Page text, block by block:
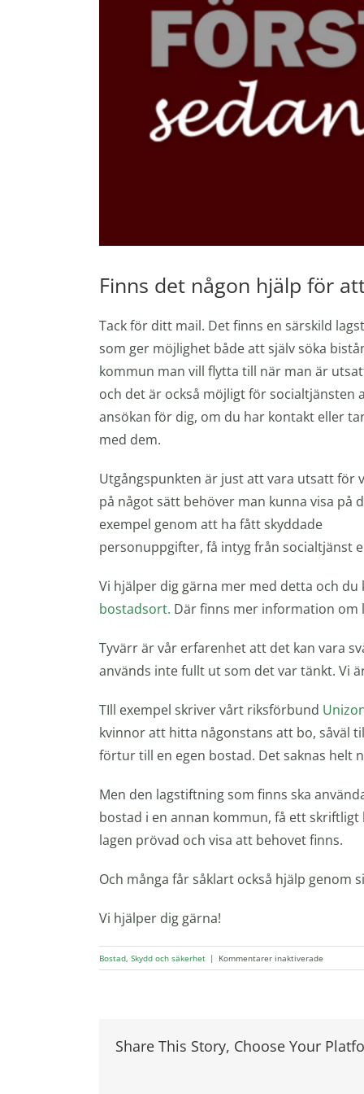
Finns det någon hjälp för
Tack för ditt mail. Det finns en särskild
som ger möjlighet både att själv söka
kommun man vill flytta till när man är
och det är också möjligt för socialtjänsten
ansökan för dig, om du har kontakt eller
med dem.
Utgångspunkten är just att vara utsatt för
på något sätt behöver man kunna visa på
exempel genom att ha fått skyddade
personuppgifter, få intyg från socialtjänst
Vi hjälper dig gärna mer med detta och
bostadsort. Där finns mer information om
Tyvärr är vår erfarenhet att det kan vara
används inte fullt ut som det var tänkt. Vi
TIll exempel skriver vårt riksförbund
kvinnor att hitta någonstans att bo, såväl
förtur till en egen bostad. Det saknas helt
Men den lagstiftning som finns ska
bostad i en annan kommun, få ett
lagen prövad och visa att behovet finns.
Och många får såklart också hjälp genom
Vi hjälper dig gärna!
Bostad, Skydd och säkerhet | Kommentarer inaktiverade
Finns
att
Share This Story, Choose Your